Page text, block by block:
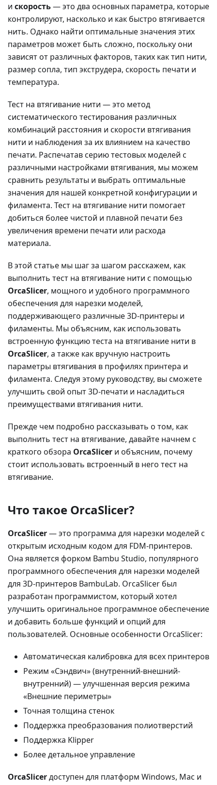
и скорость— это два основных параметра, которые
контролируют, насколько и как быстро втягивается
нить. Однако найти оптимальные значения этих
параметров может быть сложно, поскольку они
зависят от различных факторов, таких как тип нити,
размер сопла, тип экструдера, скорость печати и
температура.
Тест на втягивание нити — это метод
систематического тестирования различных
комбинаций расстояния и скорости втягивания
нити и наблюдения за их влиянием на качество
печати. Распечатав серию тестовых моделей с
различными настройками втягивания, мы можем
сравнить результаты и выбрать оптимальные
значения для нашей конкретной конфигурации и
филамента. Тест на втягивание нити помогает
добиться более чистой и плавной печати без
увеличения времени печати или расхода
материала.
В этой статье мы шаг за шагом расскажем, как
выполнить тест на втягивание нити с помощью
OrcaSlicer, мощного и удобного программного
обеспечения для нарезки моделей,
поддерживающего различные 3D-принтеры и
филаменты. Мы объясним, как использовать
встроенную функцию теста на втягивание нити в
OrcaSlicer, а также как вручную настроить
параметры втягивания в профилях принтера и
филамента. Следуя этому руководству, вы сможете
улучшить свой опыт 3D-печати и насладиться
преимуществами втягивания нити.
Прежде чем подробно рассказывать о том, как
выполнить тест на втягивание, давайте начнем с
краткого обзора OrcaSlicer и объясним, почему
стоит использовать встроенный в него тест на
втягивание.
Что такое OrcaSlicer?
OrcaSlicer— это программа для нарезки моделей с
открытым исходным кодом для FDM-принтеров.
Она является форком Bambu Studio, популярного
программного обеспечения для нарезки моделей
для 3D-принтеров BambuLab. OrcaSlicer был
разработан программистом, который хотел
улучшить оригинальное программное обеспечение
и добавить больше функций и опций для
пользователей. Основные особенности OrcaSlicer:
Автоматическая калибровка для всех принтеров
Режим «Сэндвич» (внутренний-внешний-
внутренний) — улучшенная версия режима
«Внешние периметры»
Точная толщина стенок
Поддержка преобразования полиотверстий
Поддержка Klipper
Более детальное управление
OrcaSlicerдоступен для платформ Windows, Mac и